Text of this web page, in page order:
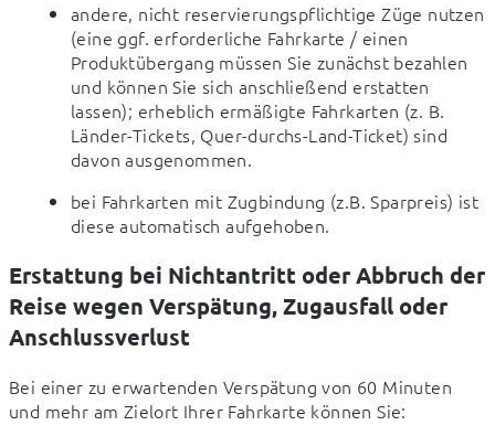
andere, nicht reservierungspflichtige Züge nutzen
(eine ggf. erforderliche Fahrkarte / einen
Produktübergang müssen Sie zunächst bezahlen
und können Sie sich anschließend erstatten
lassen); erheblich ermäßigte Fahrkarten (z. B.
Länder-Tickets, Quer-durchs-Land-Ticket) sind
davon ausgenommen.
bei Fahrkarten mit Zugbindung (z.B. Sparpreis) ist
diese automatisch aufgehoben.
Erstattung bei Nichtantritt oder Abbruch der
Reise wegen Verspätung, Zugausfall oder
Anschlussverlust
Bei einer zu erwartenden Verspätung von 60 Minuten
und mehr am Zielort Ihrer Fahrkarte können Sie: